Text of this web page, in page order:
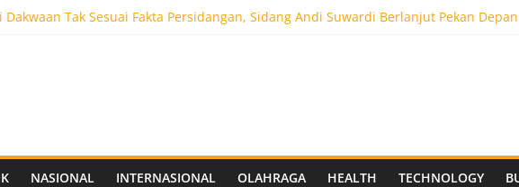
Tak Sesuai Fakta Persidangan, Sidang Andi Suwardi Berlanjut Pekan Depan
Stadion Berkapasitas 10 Ribu Penonton, Dekat Exit Tol Pegandon
UNAIR Mulai Perjuangan di Final OLIVIA XI 2026
Jatim Matangkan Keamanan Website dan Siapkan Sistem Social Media Tracking
NASIONAL INTERNASIONAL OLAHRAGA HEALTH TECHNOLOGY